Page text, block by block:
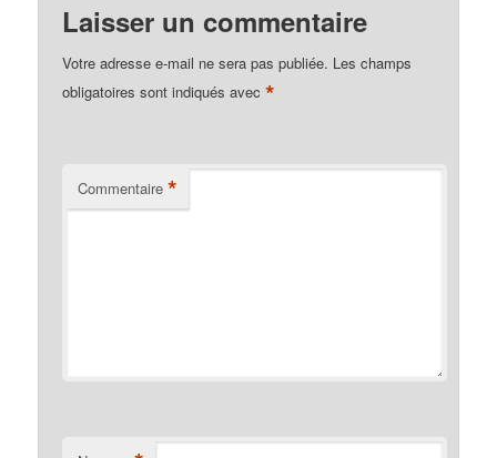
Laisser un commentaire
Votre adresse e-mail ne sera pas publiée. Les champs
obligatoires sont indiqués avec*
Commentaire *